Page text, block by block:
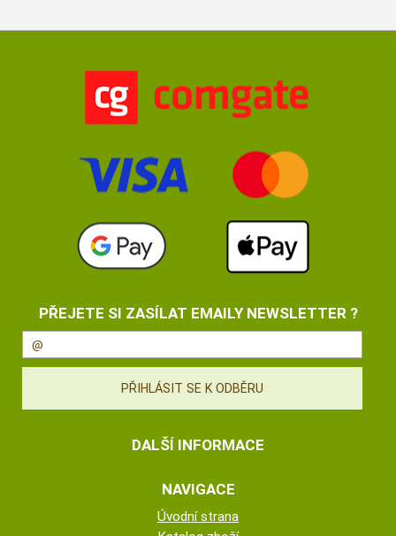
PŘEJETE SI ZASÍLAT EMAILY NEWSLETTER ?
DALŠÍ INFORMACE
NAVIGACE
Úvodní strana